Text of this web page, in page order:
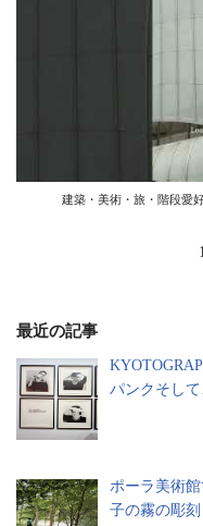
建築・美術・旅・階段愛
最近の記事
パンクそし
ポーラ美術
子の霧の彫刻